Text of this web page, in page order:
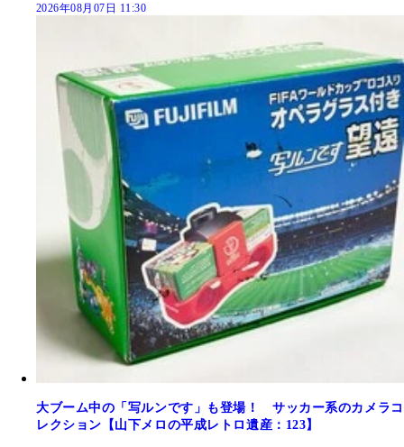
2026年08月07日 11:30
大ブーム中の「写ルンです」も登場！ サッカー系のカメラコ
レクション【山下メロの平成レトロ遺産：123】